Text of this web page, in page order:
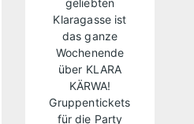
geliebten
Klaragasse ist
das ganze
Wochenende
über KLARA
KÄRWA!
Gruppentickets
für die Party